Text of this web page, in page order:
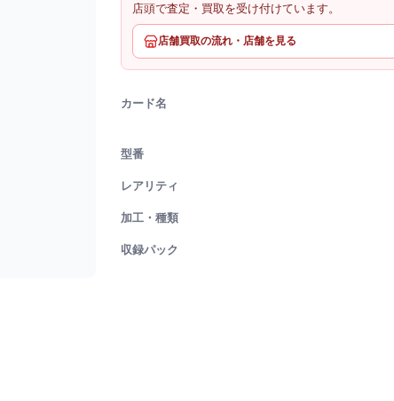
店頭で査定・買取を受け付けています。
店舗買取の流れ・店舗を見る
カード名
型番
レアリティ
加工・種類
収録パック